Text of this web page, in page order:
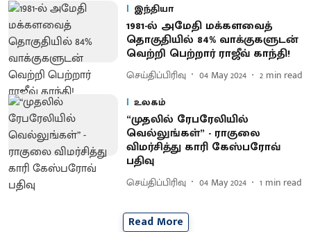
இந்தியா
1981-ல் அமேதி மக்களவைத்
தொகுதியில் 84% வாக்குகளுடன்
வெற்றி பெற்றார் ராஜீவ் காந்தி!
செய்திப்பிரிவு 04 May 2024 2 min read
உலகம்
“முதலில் ரேபரேலியில்
வெல்லுங்கள்” - ராகுலை
விமர்சித்து காரி கேஸ்பரோவ்
பதிவு
செய்திப்பிரிவு 04 May 2024 1 min read
Read More